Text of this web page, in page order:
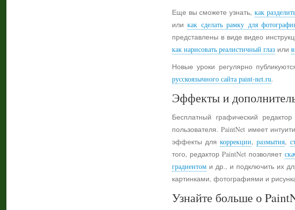
Еще вы сможете узнать,как
иликак сделать рамку для
представлены в виде видео
как нарисовать реалистичный глаз или
Новые уроки регулярно
русскоязычного сайта paint-net.ru.
Эффекты и
Бесплатный графический
пользователя. PaintNet имеет
эффекты длякоррекции,размытия,
того, редактор PaintNet позволяет
градиентоми др., и подключить их
картинками, фотографиями и
Узнайте больше о